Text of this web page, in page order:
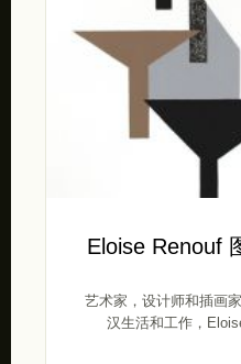
Eloise Renouf
艺术家，设计师和插画
汉生活和工作，